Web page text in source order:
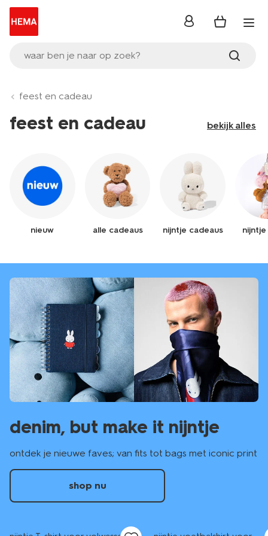
waar ben je naar op zoek?
inloggen
feest en cadeau
feest en cadeau bekijk alles
nieuw alle cadeaus nijntje cadeaus
denim, but make it nijntje
ontdek je nieuwe faves; van fits tot bags met iconic print
shop nu